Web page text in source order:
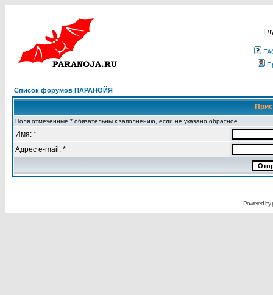
Список форумов ПАРАНОЙЯ
Поля отмеченные * обязательны к заполнению, если не указано обратное
Имя: *
Адрес e-mail: *
Powered by